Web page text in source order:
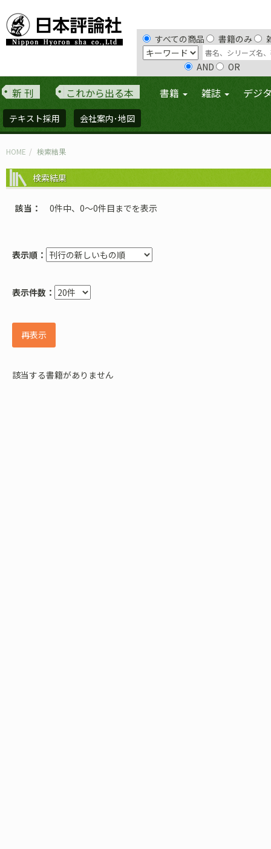
すべての商品 書籍のみ
AND OR
新 刊 これから出る本 書籍 雑誌 デジ
テキスト採用 会社案内･地図
HOME 検索結果
検索結果
該当 0件中、0〜0件目までを表示
表示順：
表示件数：
再表示
該当する書籍がありません